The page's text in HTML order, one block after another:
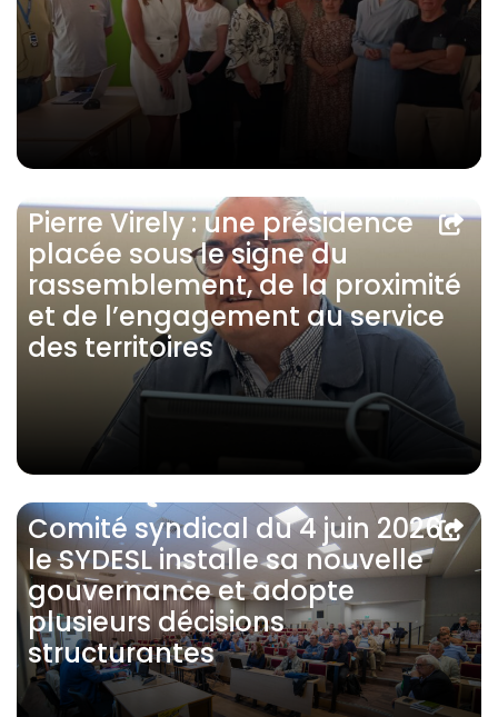
Pierre Virely : une présidence
placée sous le signe du
rassemblement, de la proximité
et de l’engagement au service
des territoires
Comité syndical du 4 juin 2026 :
le SYDESL installe sa nouvelle
gouvernance et adopte
plusieurs décisions
structurantes